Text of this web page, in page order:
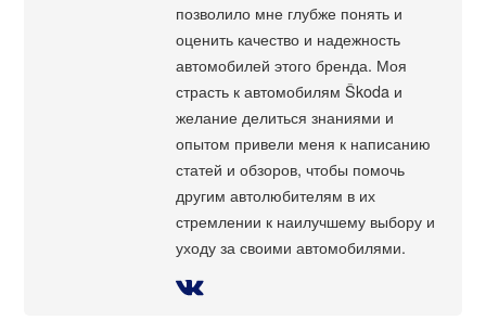
позволило мне глубже понять и
оценить качество и надежность
автомобилей этого бренда. Моя
страсть к автомобилям Škoda и
желание делиться знаниями и
опытом привели меня к написанию
статей и обзоров, чтобы помочь
другим автолюбителям в их
стремлении к наилучшему выбору и
уходу за своими автомобилями.